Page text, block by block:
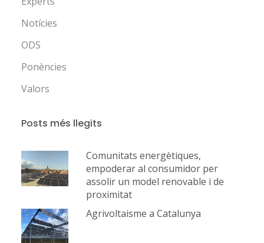
Notícies
ODS
Ponències
Valors
Posts més llegits
Comunitats energètiques,
empoderar al consumidor per
assolir un model renovable i de
proximitat
Agrivoltaisme a Catalunya